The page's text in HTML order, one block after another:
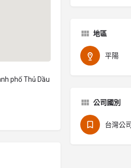
phố Thủ Dầu
地區
平陽
公司國別
台灣公司